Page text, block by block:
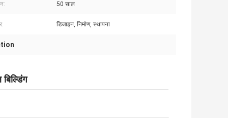
50 साल
डिजाइन, निर्माण, स्थापना